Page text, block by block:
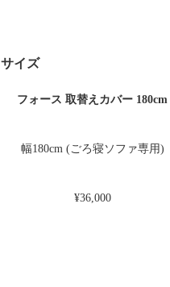
サイズ
フォース 取替えカバー 180cm
幅180cm (ごろ寝ソファ専用)
¥36,000